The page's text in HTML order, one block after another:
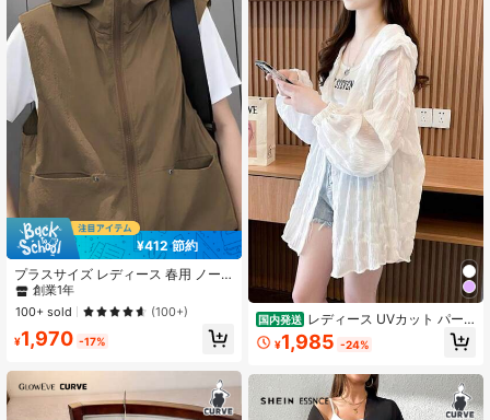
¥412 節約
プラスサイズ レディース 春用 ノー
スリーブ フード付きベストジャケッ
ト、隠しポケット、調整可能な裾、
軽量織物、ファッショナブルで多用
途、軽いアウトドアと通勤に最適
#5 ベストセラー
に ベスト プラスサイズのアウターウェア
創業1年
#5 ベストセラー
創業1年
#5 ベストセラー
創業1年
#5 ベストセラー
に ベスト プラスサイズのアウターウェア
創業1年
100+ sold (100+)
¥1,970 -17%
国内発送 レディース UVカット パー
カー 薄手 軽量 フード付き デザイン
感 中長丈 カジュアル 夏2026 アウト
ス 冷房対策 大きいサイカジュアル
ゆったり 柔らかい レディース パー
カーアウター
¥1,985 -24%